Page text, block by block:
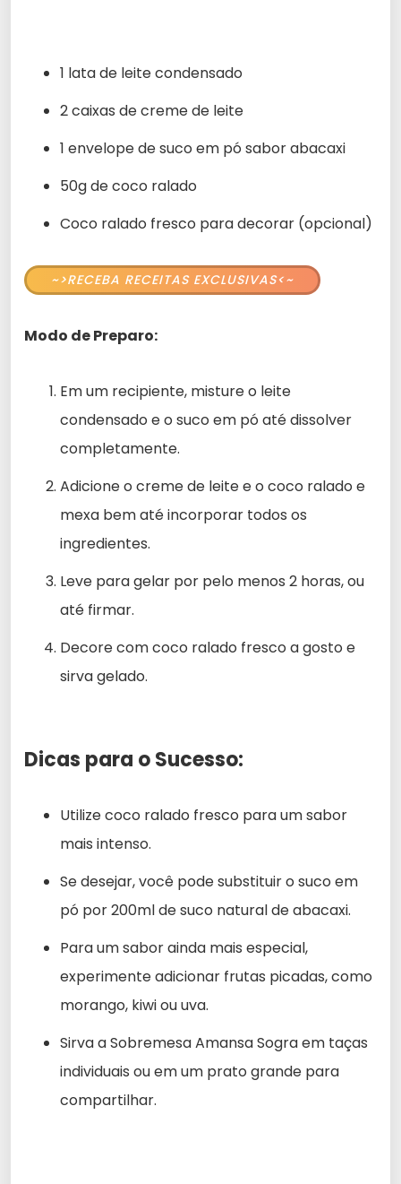
1 lata de leite condensado
2 caixas de creme de leite
1 envelope de suco em pó sabor abacaxi
50g de coco ralado
Coco ralado fresco para decorar (opcional)
~>RECEBA RECEITAS EXCLUSIVAS<~
Modo de Preparo:
Em um recipiente, misture o leite
condensado e o suco em pó até dissolver
completamente.
Adicione o creme de leite e o coco ralado e
mexa bem até incorporar todos os
ingredientes.
Leve para gelar por pelo menos 2 horas, ou
até firmar.
Decore com coco ralado fresco a gosto e
sirva gelado.
Dicas para o Sucesso:
Utilize coco ralado fresco para um sabor
mais intenso.
Se desejar, você pode substituir o suco em
pó por 200ml de suco natural de abacaxi.
Para um sabor ainda mais especial,
experimente adicionar frutas picadas, como
morango, kiwi ou uva.
Sirva a Sobremesa Amansa Sogra em taças
individuais ou em um prato grande para
compartilhar.